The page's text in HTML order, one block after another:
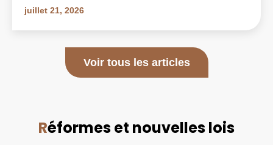
juillet 21, 2026
Voir tous les articles
Réformes et nouvelles lois